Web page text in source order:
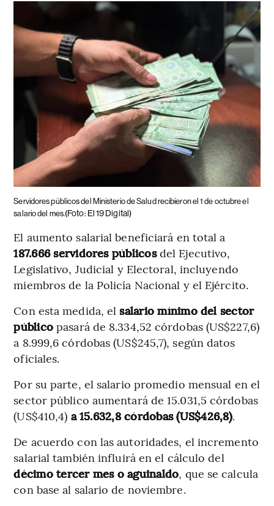
Servidores públicos del Ministerio de Salud recibieron el 1 de octubre el
salario del mes.(Foto: El 19 Digital)
El aumento salarial beneficiará en total a
187.666 servidores públicosdel Ejecutivo,
Legislativo, Judicial y Electoral, incluyendo
miembros de la Policía Nacional y el Ejército.
Con esta medida, elsalario mínimo del sector
público pasará de 8.334,52 córdobas (US$227,6)
a 8.999,6 córdobas (US$245,7), según datos
oficiales.
Por su parte, el salario promedio mensual en el
sector público aumentará de 15.031,5 córdobas
(US$410,4) a 15.632,8 córdobas (US$426,8).
De acuerdo con las autoridades, el incremento
salarial también influirá en el cálculo del
décimo tercer mes o aguinaldo, que se calcula
con base al salario de noviembre.